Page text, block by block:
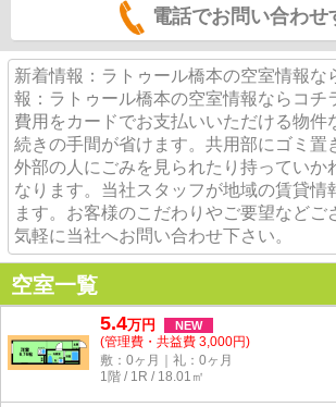
電話でお問い合わせ
新着情報：ラトゥール橋本の空室情報な
報：ラトゥール橋本の空室情報ならコチ
費用をカードでお支払いいただける物件
続きの手間が省けます。共用部にゴミ置
外部の人にごみを見られたり持っていか
なります。当社スタッフが地域の賃貸情
ます。お客様のこだわりやご要望などご
気軽に当社へお問い合わせ下さい。
空室一覧
5.4万円 NEW
(管理費・共益費 3,000円)
敷：0ヶ月｜礼：0ヶ月
1階 / 1R / 18.01㎡